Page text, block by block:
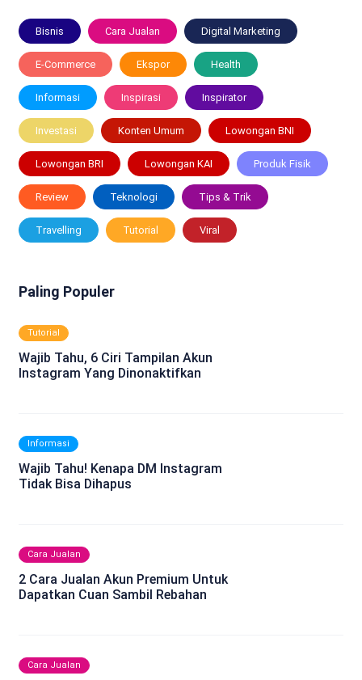
Bisnis Cara Jualan Digital Marketing
E-Commerce Ekspor Health
Informasi Inspirasi Inspirator
Investasi Konten Umum Lowongan BNI
Lowongan BRI Lowongan KAI Produk Fisik
Review Teknologi Tips & Trik
Travelling Tutorial Viral
Paling Populer
Tutorial
Wajib Tahu, 6 Ciri Tampilan Akun
Instagram Yang Dinonaktifkan
Informasi
Wajib Tahu! Kenapa DM Instagram
Tidak Bisa Dihapus
Cara Jualan
2 Cara Jualan Akun Premium Untuk
Dapatkan Cuan Sambil Rebahan
Cara Jualan